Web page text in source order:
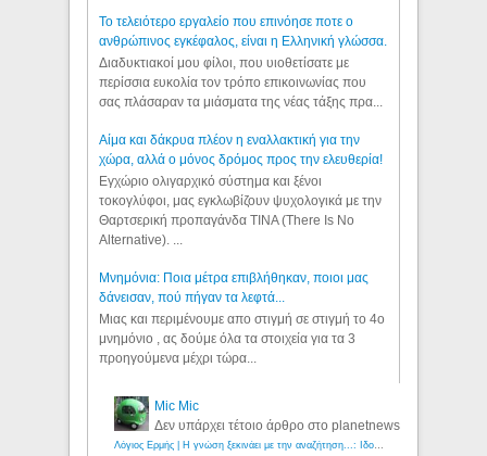
Το τελειότερο εργαλείο που επινόησε ποτε ο
ανθρώπινος εγκέφαλος, είναι η Ελληνική γλώσσα.
Διαδυκτιακοί μου φίλοι, που υιοθετίσατε με
περίσσια ευκολία τον τρόπο επικοινωνίας που
σας πλάσαραν τα μιάσματα της νέας τάξης πρα...
Αίμα και δάκρυα πλέον η εναλλακτική για την
χώρα, αλλά ο μόνος δρόμος προς την ελευθερία!
Εγχώριο ολιγαρχικό σύστημα και ξένοι
τοκογλύφοι, μας εγκλωβίζουν ψυχολογικά με την
Θαρτσερική προπαγάνδα TINA (There Is No
Alternative). ...
Μνημόνια: Ποια μέτρα επιβλήθηκαν, ποιοι μας
δάνεισαν, πού πήγαν τα λεφτά...
Μιας και περιμένουμε απο στιγμή σε στιγμή το 4ο
μνημόνιο , ας δούμε όλα τα στοιχεία για τα 3
προηγούμενα μέχρι τώρα...
Mic Mic
Δεν υπάρχει τέτοιο άρθρο στο planetnews